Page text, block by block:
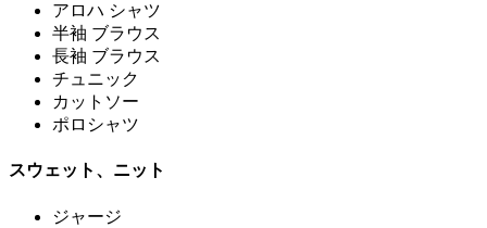
アロハ シャツ
半袖 ブラウス
長袖 ブラウス
チュニック
カットソー
ポロシャツ
スウェット、ニット
ジャージ